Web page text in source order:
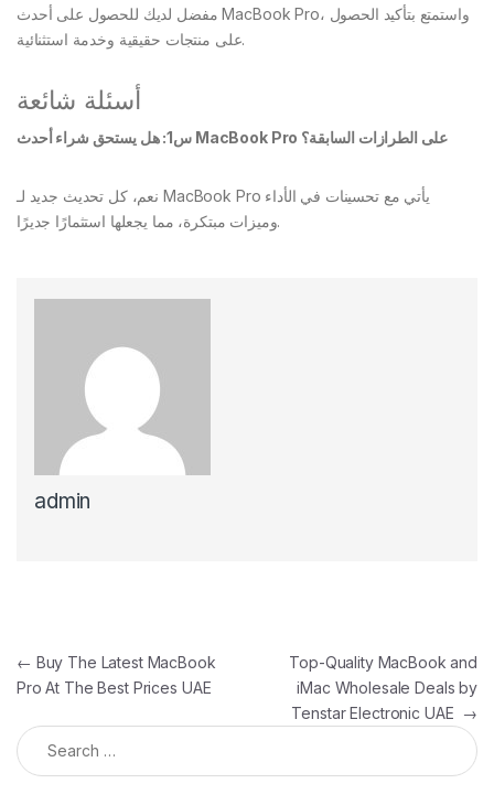
مفضل لديك للحصول على أحدث MacBook Pro، واستمتع بتأكيد الحصول
على منتجات حقيقية وخدمة استثنائية.
أسئلة شائعة
س1: هل يستحق شراء أحدث MacBook Pro على الطرازات السابقة؟
نعم، كل تحديث جديد لـ MacBook Pro يأتي مع تحسينات في الأداء
وميزات مبتكرة، مما يجعلها استثمارًا جديرًا.
admin
Post navigation
← Buy The Latest MacBook
Pro At The Best Prices UAE
Top-Quality MacBook and
iMac Wholesale Deals by
Tenstar Electronic UAE →
Search for: